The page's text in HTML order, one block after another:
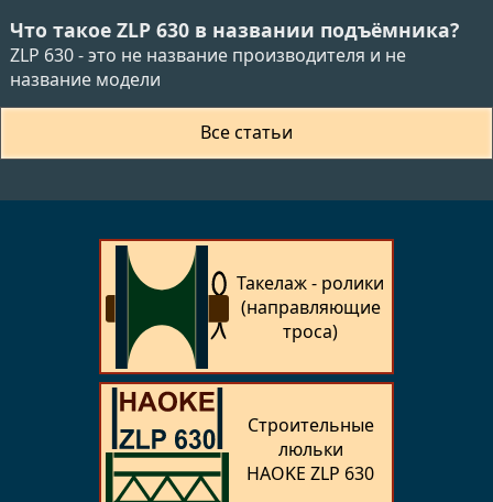
Что такое ZLP 630 в названии подъёмника?
ZLP 630 - это не название производителя и не
название модели
Все статьи
Такелаж - ролики
(направляющие
троса)
Строительные
люльки
HAOKE ZLP 630